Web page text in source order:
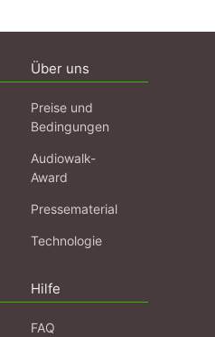
Über uns
Preise und
Bedingungen
Audiowalk-
Award
Pressematerial
Technologie
Hilfe
FAQ